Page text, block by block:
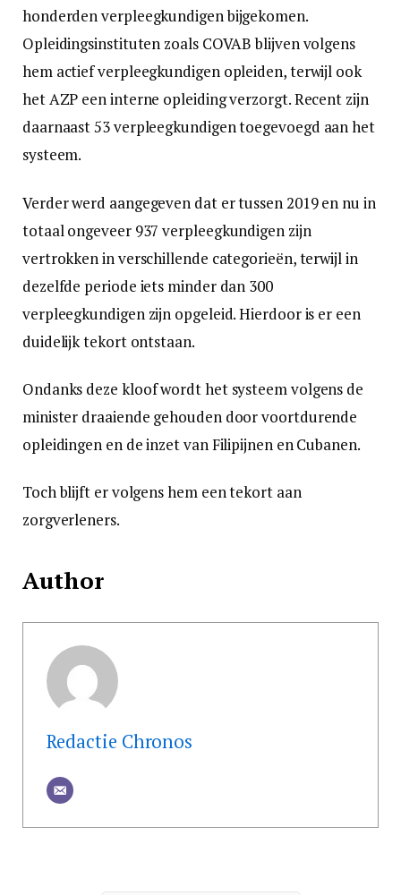
honderden verpleegkundigen bijgekomen.
Opleidingsinstituten zoals COVAB blijven volgens
hem actief verpleegkundigen opleiden, terwijl ook
het AZP een interne opleiding verzorgt. Recent zijn
daarnaast 53 verpleegkundigen toegevoegd aan het
systeem.
Verder werd aangegeven dat er tussen 2019 en nu in
totaal ongeveer 937 verpleegkundigen zijn
vertrokken in verschillende categorieën, terwijl in
dezelfde periode iets minder dan 300
verpleegkundigen zijn opgeleid. Hierdoor is er een
duidelijk tekort ontstaan.
Ondanks deze kloof wordt het systeem volgens de
minister draaiende gehouden door voortdurende
opleidingen en de inzet van Filipijnen en Cubanen.
Toch blijft er volgens hem een tekort aan
zorgverleners.
Author
Redactie Chronos